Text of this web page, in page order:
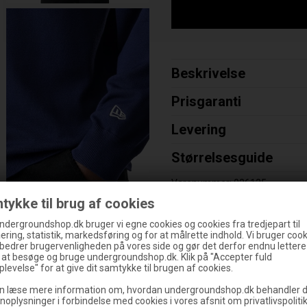
til brug af cookies
bruger vi egne cookies og cookies fra tredjepart til
statistik, markedsføring og for at målrette indhold. Vi bruger
brugervenligheden på vores side og gør det derfor endnu
besøge og bruge undergroundshop.dk. Klik på "Accepter fuld
for at give dit samtykke til brugen af cookies.
læse mere information om, hvordan undergroundshop.dk behandler
i forbindelse med cookies i vores afsnit om privatlivspolitik
Beskrivelse
Prisgaranti
Levering
Størrelsesguide
Varenummer:026125